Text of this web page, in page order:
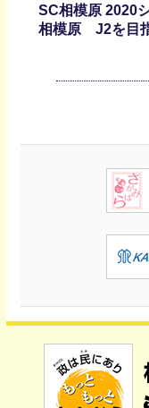
SC相模原
相模原 J2を目